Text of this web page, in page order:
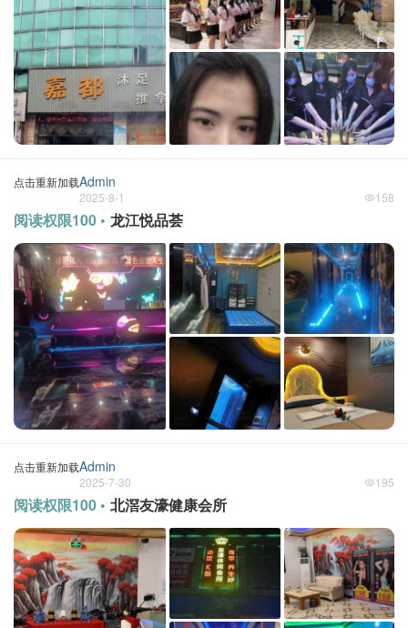
点击重新加载Admin
2025-8-1 158
阅读权限100 • 龙江悦品荟
点击重新加载Admin
2025-7-30 195
阅读权限100 • 北滘友濠健康会所